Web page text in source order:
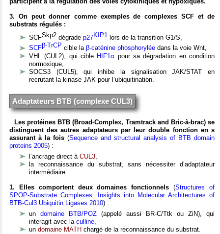
3. On peut donner comme exemples de complexes SCF et de
substrats régulés :
SCFSkp2 dégrade p27KIP1
lors de la transition G1/S,
SCFβ-TrCP cible la β-caténine phosphorylée dans la voie Wnt,
VHL (CUL2), qui cible HIF1α pour sa dégradation en condition
normoxique,
SOCS3 (CUL5), qui inhibe la signalisation JAK/STAT en
recrutant la kinase JAK pour l’ubiquitination.
Adaptateurs BTB (complexe CUL3)
Les protéines BTB (Broad-Complex, Tramtrack and Bric-à-brac) se
distinguent des autres adaptateurs par leur double fonction en s
assurant à la fois (Sequence and structural analysis of BTB domain
proteins 2005) :
l’ancrage direct à CUL3
la reconnaissance du substrat, sans nécessiter d’adaptateur
intermédiaire.
1. Elles comportent deux domaines fonctionnels (Structures of
SPOP-Substrate Complexes: Insights into Molecular Architectures of
BTB-Cul3 Ubiquitin Ligases 2010) :
un domaine BTB/POZ (appelé aussi BR-C/Ttk ou ZiN), qui
interagit avec la culline
un domaine MATH chargé de la reconnaissance du substrat